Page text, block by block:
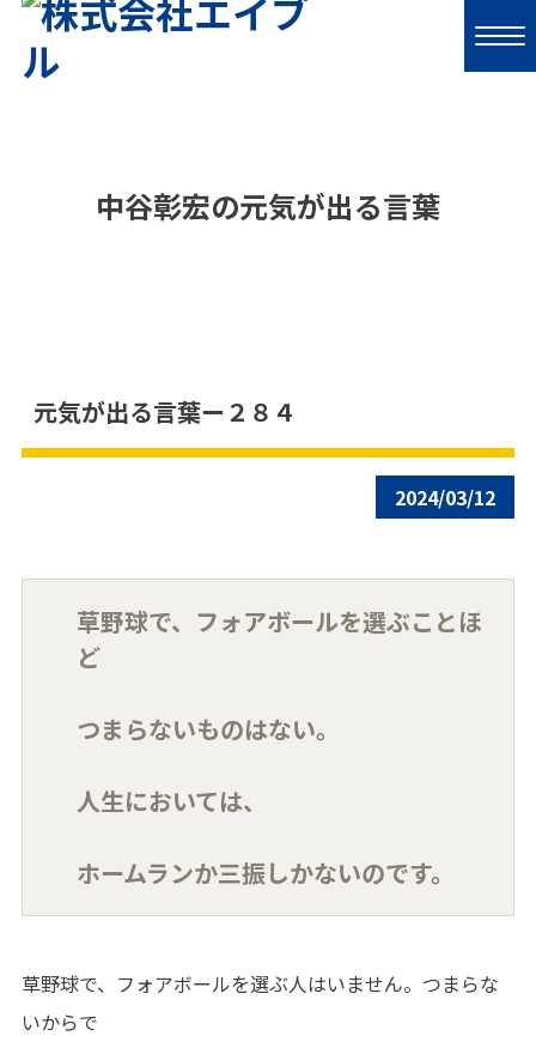
中谷彰宏の元気が出る言葉
元気が出る言葉ー２８４
2024/03/12
草野球で、フォアボールを選ぶことほ
ど
つまらないものはない。
人生においては、
ホームランか三振しかないのです。
草野球で、フォアボールを選ぶ人はいません。つまらな
いからで